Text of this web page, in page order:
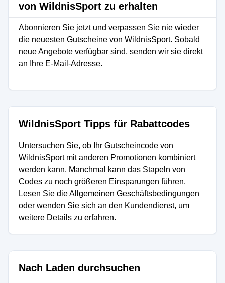
von WildnisSport zu erhalten
Abonnieren Sie jetzt und verpassen Sie nie wieder
die neuesten Gutscheine von WildnisSport. Sobald
neue Angebote verfügbar sind, senden wir sie direkt
an Ihre E-Mail-Adresse.
WildnisSport Tipps für Rabattcodes
Untersuchen Sie, ob Ihr Gutscheincode von
WildnisSport mit anderen Promotionen kombiniert
werden kann. Manchmal kann das Stapeln von
Codes zu noch größeren Einsparungen führen.
Lesen Sie die Allgemeinen Geschäftsbedingungen
oder wenden Sie sich an den Kundendienst, um
weitere Details zu erfahren.
Nach Laden durchsuchen